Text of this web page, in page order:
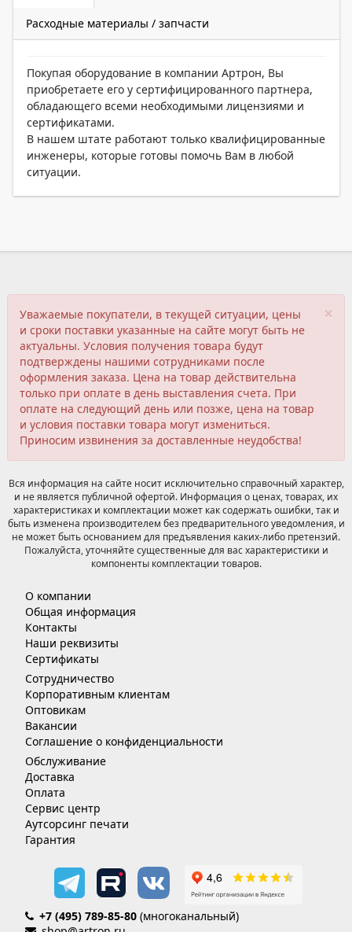
Расходные материалы / запчасти
Покупая оборудование в компании Артрон, Вы
приобретаете его у сертифицированного партнера,
обладающего всеми необходимыми лицензиями и
сертификатами.
В нашем штате работают только квалифицированные
инженеры, которые готовы помочь Вам в любой
ситуации.
×
Уважаемые покупатели, в текущей ситуации, цены
и сроки поставки указанные на сайте могут быть не
актуальны. Условия получения товара будут
подтверждены нашими сотрудниками после
оформления заказа. Цена на товар действительна
только при оплате в день выставления счета. При
оплате на следующий день или позже, цена на товар
и условия поставки товара могут измениться.
Приносим извинения за доставленные неудобства!
Вся информация на сайте носит исключительно справочный характер,
и не является публичной офертой. Информация о ценах, товарах, их
характеристиках и комплектации может как содержать ошибки, так и
быть изменена производителем без предварительного уведомления, и
не может быть основанием для предъявления каких-либо претензий.
Пожалуйста, уточняйте существенные для вас характеристики и
компоненты комплектации товаров.
О компании
Общая информация
Контакты
Наши реквизиты
Сертификаты
Сотрудничество
Корпоративным клиентам
Оптовикам
Вакансии
Соглашение о конфиденциальности
Обслуживание
Доставка
Оплата
Сервис центр
Аутсорсинг печати
Гарантия
+7 (495) 789-85-80 (многоканальный)